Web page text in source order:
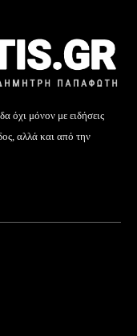
όχι μόνον με ειδήσεις
αλλά και από την